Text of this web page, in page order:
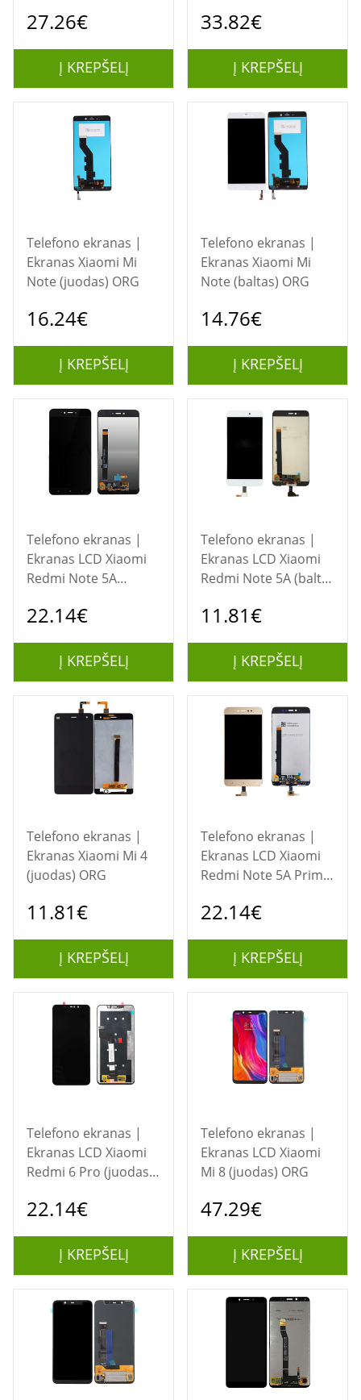
27.26€
Į KREPŠELĮ
33.82€
Į KREPŠELĮ
Telefono ekranas |
Ekranas Xiaomi Mi
Note (juodas) ORG
16.24€
Į KREPŠELĮ
Telefono ekranas |
Ekranas Xiaomi Mi
Note (baltas) ORG
14.76€
Į KREPŠELĮ
Telefono ekranas |
Ekranas LCD Xiaomi
Redmi Note 5A
22.14€
Į KREPŠELĮ
Telefono ekranas |
Ekranas LCD Xiaomi
Redmi Note 5A (balta)
11.81€
Į KREPŠELĮ
Telefono ekranas |
Ekranas Xiaomi Mi 4
(juodas) ORG
11.81€
Į KREPŠELĮ
Telefono ekranas |
Ekranas LCD Xiaomi
Redmi Note 5A Prime
Restauruotas
22.14€
Į KREPŠELĮ
Telefono ekranas |
Ekranas LCD Xiaomi
Redmi 6 Pro (juodas)
22.14€
Į KREPŠELĮ
Telefono ekranas |
Ekranas LCD Xiaomi
Mi 8 (juodas) ORG
47.29€
Į KREPŠELĮ